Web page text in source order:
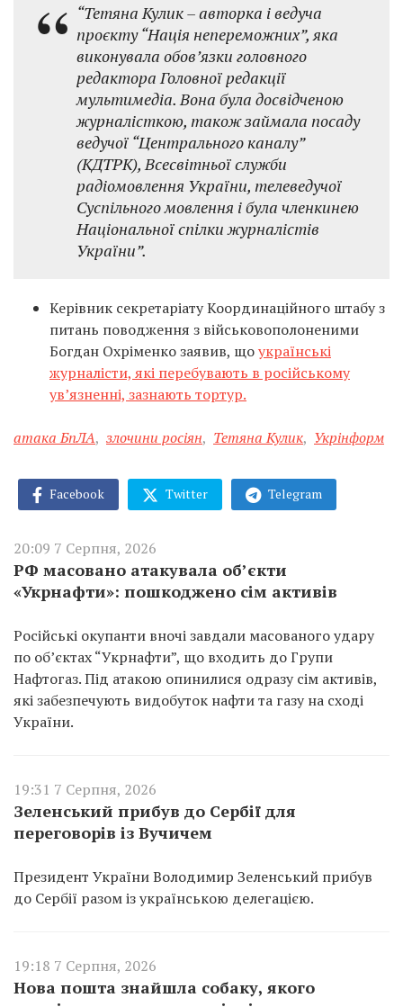
“Тетяна Кулик – авторка і ведуча
проєкту “Нація непереможних”, яка
виконувала обов’язки головного
редактора Головної редакції
мультимедіа. Вона була досвідченою
журналісткою, також займала посаду
ведучої “Центрального каналу”
(КДТРК), Всесвітньої служби
радіомовлення України, телеведучої
Суспільного мовлення і була членкинею
Національної спілки журналістів
України”.
Керівник секретаріату Координаційного штабу з
питань поводження з військовополоненими
Богдан Охріменко заявив, щоукраїнські
журналісти, які перебувають в російському
ув’язненні, зазнають тортур.
атака БпЛА, злочини росіян, Тетяна Кулик, Укрінформ
Facebook Twitter Telegram
20:09 7 Серпня, 2026
РФ масовано атакувала об’єкти
«Укрнафти»: пошкоджено сім активів
Російські окупанти вночі завдали масованого удару
по об’єктах “Укрнафти”, що входить до Групи
Нафтогаз. Під атакою опинилися одразу сім активів,
які забезпечують видобуток нафти та газу на сході
України.
19:31 7 Серпня, 2026
Зеленський прибув до Сербії для
переговорів із Вучичем
Президент України Володимир Зеленський прибув
до Сербії разом із українською делегацією.
19:18 7 Серпня, 2026
Нова пошта знайшла собаку, якого